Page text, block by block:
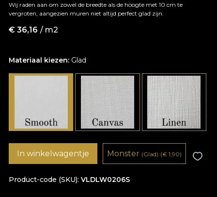
Materiaal kiezen: Glad
Wij raden aan om zowel de breedte als de hoogte met 10 cm te
vergroten, aangezien muren niet altijd perfect glad zijn.
€ 36,16 / m2
Product-code (SKU) VLDLW0206S
In winkelwagentje Monster (Glad) (€ 1,90)